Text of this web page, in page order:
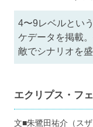
4〜9レベルとい
ケデータを掲載
敵でシナリオを
エクリプス・フ
文■朱鷺田祐介（ス